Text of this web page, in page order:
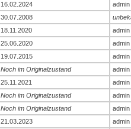
16.02.2024
admin
30.07.2008
18.11.2020
admin
25.06.2020
admin
19.07.2015
admin
Noch im Originalzustand
admin
25.11.2021
admin
Noch im Originalzustand
admin
Noch im Originalzustand
admin
21.03.2023
admin